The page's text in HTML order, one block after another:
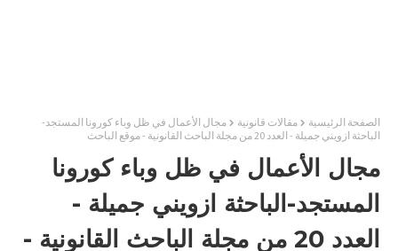
الصفحة الرئيسية مقالات قانونية
مجال الأعمال في ظل وباء كورونا المستجد-
الباحثة ازويني جميلة - العدد 20 من مجلة الباحث القانونية - موقع الباحث
مجال الأعمال في ظل وباء كورونا
المستجد-الباحثة ازويني جميلة -
العدد 20 من مجلة الباحث القانونية -